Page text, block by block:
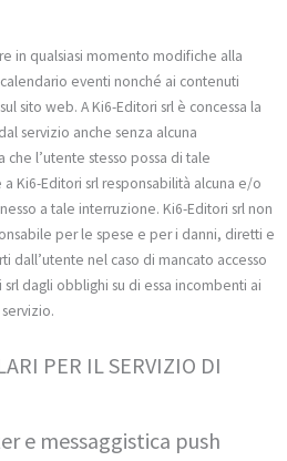
in qualsiasi momento modifiche alla
eventi nonché ai contenuti
sito web. A Ki6-Editori srl è concessa la
servizio anche senza alcuna
l’utente stesso possa di tale
Ki6-Editori srl responsabilità alcuna e/o
a tale interruzione. Ki6-Editori srl non
per le spese e per i danni, diretti e
dall’utente nel caso di mancato accesso
dagli obblighi su di essa incombenti ai
PER IL SERVIZIO DI
e messaggistica push